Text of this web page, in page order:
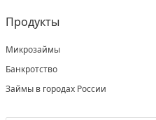
Продукты
Микрозаймы
Банкротство
Займы в городах России